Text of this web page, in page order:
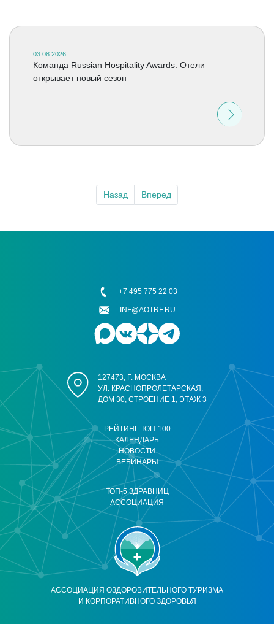
03.08.2026
Команда Russian Hospitality Awards. Отели
открывает новый сезон
Назад Вперед
АССОЦИАЦИЯ ОЗДОРОВИТЕЛЬНОГО ТУРИЗМА
И КОРПОРАТИВНОГО ЗДОРОВЬЯ
РЕЙТИНГ ТОП-100
КАЛЕНДАРЬ
НОВОСТИ
ВЕБИНАРЫ
ТОП-5 ЗДРАВНИЦ
АССОЦИАЦИЯ
127473, Г. МОСКВА
УЛ. КРАСНОПРОЛЕТАРСКАЯ,
ДОМ 30, СТРОЕНИЕ 1, ЭТАЖ 3
+7 495 775 22 03
INF@AOTRF.RU